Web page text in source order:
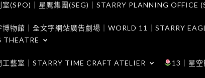
(SPO)｜星鷹集團(SEG)｜STARRY PLANNING OFFICE
博物館｜全文字網站廣告劇場｜WORLD 11｜STARRY
THEATRE
工藝室｜STARRY TIME CRAFT ATELIER 13｜星